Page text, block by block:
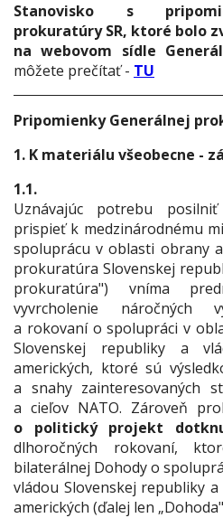
Stanovisko s
prokuratúry SR, ktoré bolo
na webovom sídle
môžete prečítať - TU
Pripomienky Generálnej
1. K materiálu všeobecne -
1.1.
Uznávajúc potrebu
prispieť k medzinárodnému
spoluprácu v oblasti obrany
prokuratúra Slovenskej
prokuratúra") vníma
vyvrcholenie náročných
a rokovaní o spolupráci v
Slovenskej republiky a
amerických, ktoré sú
a snahy zainteresovaných
a cieľov NATO. Zároveň
o politický projekt
dlhoročných rokovaní,
bilaterálnej Dohody o
vládou Slovenskej republiky
amerických (ďalej len